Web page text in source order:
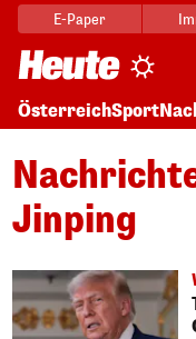
E-Paper
ÖsterreichSport
Jinping